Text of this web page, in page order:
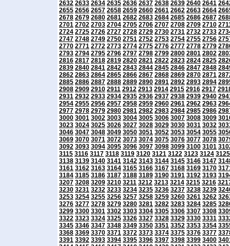
2632 2633 2634 2635 2636 2637 2638 2639 2640 2641
2655 2656 2657 2658 2659 2660 2661 2662 2663 2664
2678 2679 2680 2681 2682 2683 2684 2685 2686 2687
2701 2702 2703 2704 2705 2706 2707 2708 2709 2710
2724 2725 2726 2727 2728 2729 2730 2731 2732 2733
2747 2748 2749 2750 2751 2752 2753 2754 2755 2756
2770 2771 2772 2773 2774 2775 2776 2777 2778 2779
2793 2794 2795 2796 2797 2798 2799 2800 2801 2802
2816 2817 2818 2819 2820 2821 2822 2823 2824 2825
2839 2840 2841 2842 2843 2844 2845 2846 2847 2848
2862 2863 2864 2865 2866 2867 2868 2869 2870 2871
2885 2886 2887 2888 2889 2890 2891 2892 2893 2894
2908 2909 2910 2911 2912 2913 2914 2915 2916 2917
2931 2932 2933 2934 2935 2936 2937 2938 2939 2940
2954 2955 2956 2957 2958 2959 2960 2961 2962 2963
2977 2978 2979 2980 2981 2982 2983 2984 2985 2986
3000 3001 3002 3003 3004 3005 3006 3007 3008 3009
3023 3024 3025 3026 3027 3028 3029 3030 3031 3032
3046 3047 3048 3049 3050 3051 3052 3053 3054 3055
3069 3070 3071 3072 3073 3074 3075 3076 3077 3078
3092 3093 3094 3095 3096 3097 3098 3099 3100 3101
3115 3116 3117 3118 3119 3120 3121 3122 3123 3124 3125
3138 3139 3140 3141 3142 3143 3144 3145 3146 3147
3161 3162 3163 3164 3165 3166 3167 3168 3169 3170
3184 3185 3186 3187 3188 3189 3190 3191 3192 3193
3207 3208 3209 3210 3211 3212 3213 3214 3215 3216
3230 3231 3232 3233 3234 3235 3236 3237 3238 3239
3253 3254 3255 3256 3257 3258 3259 3260 3261 3262
3276 3277 3278 3279 3280 3281 3282 3283 3284 3285
3299 3300 3301 3302 3303 3304 3305 3306 3307 3308
3322 3323 3324 3325 3326 3327 3328 3329 3330 3331
3345 3346 3347 3348 3349 3350 3351 3352 3353 3354
3368 3369 3370 3371 3372 3373 3374 3375 3376 3377
3391 3392 3393 3394 3395 3396 3397 3398 3399 3400